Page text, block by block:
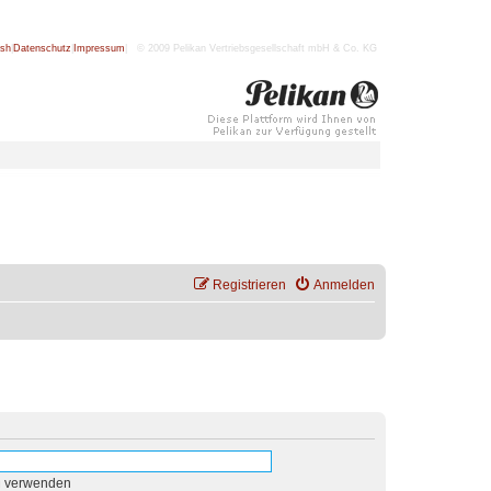
Datenschutz Impressum | © 2009 Pelikan Vertriebsgesellschaft mbH & Co. KG
Anmelden
Registrieren
verwenden